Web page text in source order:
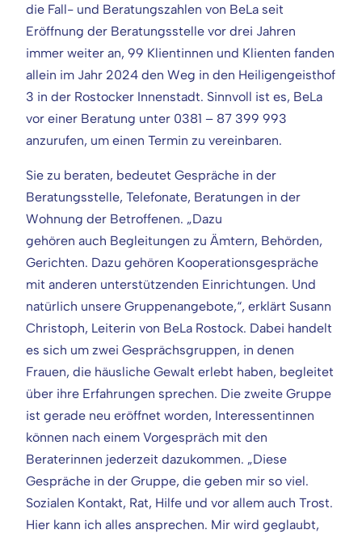
die Fall- und Beratungszahlen von BeLa seit
Eröffnung der Beratungsstelle vor drei Jahren
immer weiter an, 99 Klientinnen und Klienten fanden
allein im Jahr 2024 den Weg in den Heiligengeisthof
3 in der Rostocker Innenstadt. Sinnvoll ist es, BeLa
vor einer Beratung unter 0381 – 87 399 993
anzurufen, um einen Termin zu vereinbaren.
Sie zu beraten, bedeutet Gespräche in der
Beratungsstelle, Telefonate, Beratungen in der
Wohnung der Betroffenen. „Dazu
gehören auch Begleitungen zu Ämtern, Behörden,
Gerichten. Dazu gehören Kooperationsgespräche
mit anderen unterstützenden Einrichtungen. Und
natürlich unsere Gruppenangebote,“, erklärt Susann
Christoph, Leiterin von BeLa Rostock. Dabei handelt
es sich um zwei Gesprächsgruppen, in denen
Frauen, die häusliche Gewalt erlebt haben, begleitet
über ihre Erfahrungen sprechen. Die zweite Gruppe
ist gerade neu eröffnet worden, Interessentinnen
können nach einem Vorgespräch mit den
Beraterinnen jederzeit dazukommen. „Diese
Gespräche in der Gruppe, die geben mir so viel.
Sozialen Kontakt, Rat, Hilfe und vor allem auch Trost.
Hier kann ich alles ansprechen. Mir wird geglaubt,